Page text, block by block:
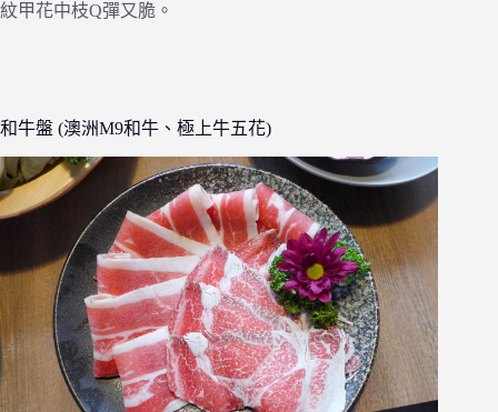
紋甲花中枝Q彈又脆。
和牛盤 (澳洲M9和牛、極上牛五花)